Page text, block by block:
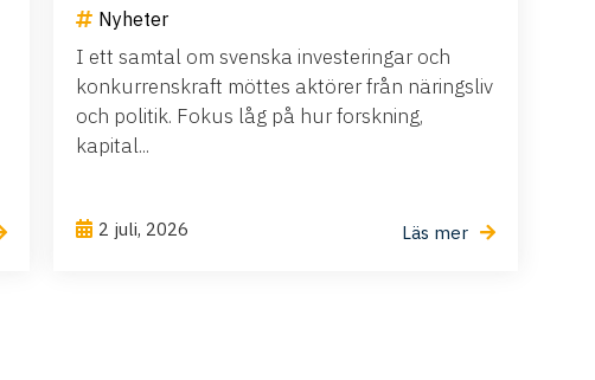
Nyheter
I ett samtal om svenska investeringar och
konkurrenskraft möttes aktörer från näringsliv
och politik. Fokus låg på hur forskning,
kapital...
2 juli, 2026 Läs mer